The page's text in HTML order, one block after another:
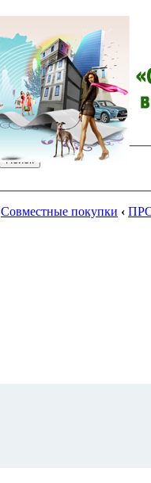
Совместные покупки ‹